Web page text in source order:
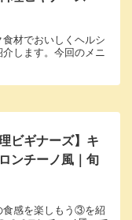
食材でおいしくヘルシ
します。今回のメニ
ビギナーズ】キ
ンチーノ風｜旬
食感を楽しもう③を紹